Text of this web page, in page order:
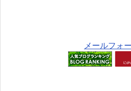
メールフォ